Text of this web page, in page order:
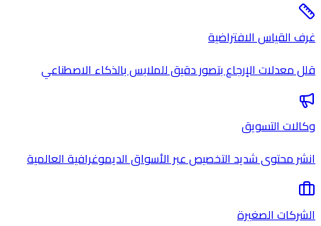
غرف القياس الافتراضية
قلل معدلات الإرجاع بتصور دقيق للملابس بالذكاء الاصطناعي
وكالات التسويق
انشر محتوى شديد التخصيص عبر الأسواق الديموغرافية العالمية
الشركات الصغيرة